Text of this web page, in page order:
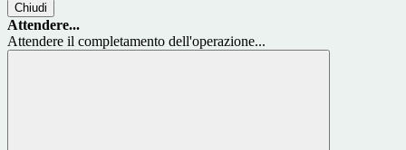
Chiudi
Attendere...
Attendere il completamento dell'operazione...